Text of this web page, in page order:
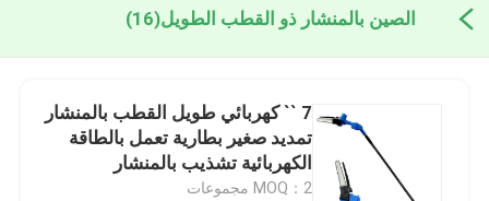
الصين بالمنشار ذو القطب الطويل(16)
7 `` كهربائي طويل القطب بالمنشار
تمديد صغير بطارية تعمل بالطاقة
الكهربائية تشذيب بالمنشار
MOQ：2 مجموعات